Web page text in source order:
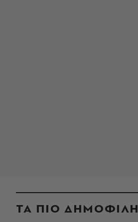
ΤΑ ΠΙΟ ΔΗΜΟΦΙΛΗ